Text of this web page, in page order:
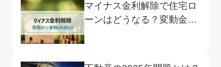
マイナス金利解除で住宅ロ
ーンはどうなる？変動金利
と固定金利、おすすめは？